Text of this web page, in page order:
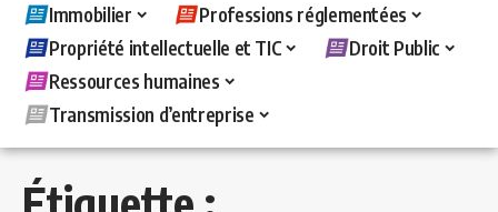
Immobilier
Professions réglementées
Propriété intellectuelle et TIC
Droit Public
Ressources humaines
Transmission d’entreprise